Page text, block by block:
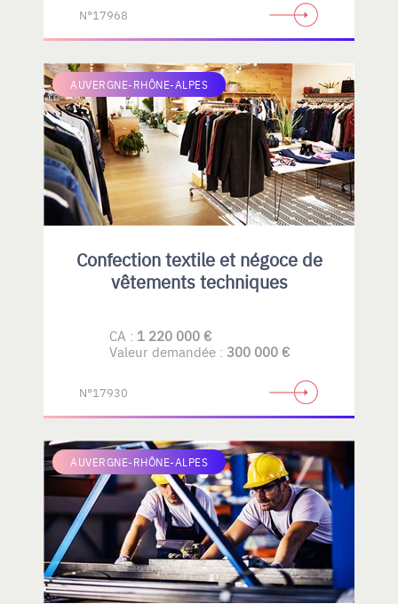
N°17968
AUVERGNE-RHÔNE-ALPES
Confection textile et négoce de
vêtements techniques
CA : 1 220 000 €
Valeur demandée : 300 000 €
N°17930
AUVERGNE-RHÔNE-ALPES